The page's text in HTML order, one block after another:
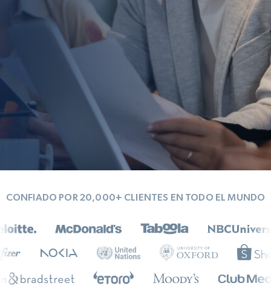
CONFIADO POR 20,000+ CLIENTES EN TODO EL MUNDO